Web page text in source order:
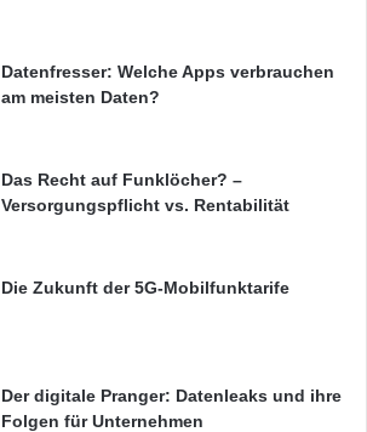
Datenfresser: Welche Apps verbrauchen
am meisten Daten?
Das Recht auf Funklöcher? –
Versorgungspflicht vs. Rentabilität
Die Zukunft der 5G-Mobilfunktarife
Der digitale Pranger: Datenleaks und ihre
Folgen für Unternehmen